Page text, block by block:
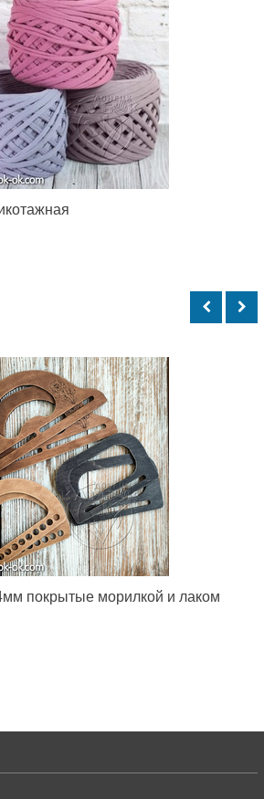
покрытые морилкой и лаком